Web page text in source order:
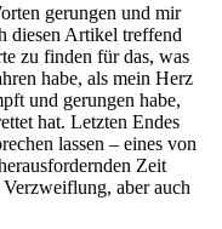
gerungen und mir
diesen Artikel treffend
zu finden für das, was
habe, als mein Herz
und gerungen habe,
hat. Letzten Endes
lassen – eines von
Zeit
aber auch